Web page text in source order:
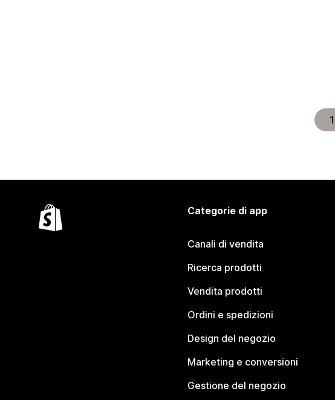
1
Categorie di app
Canali di vendita
Ricerca prodotti
Vendita prodotti
Ordini e spedizioni
Design del negozio
Marketing e conversioni
Gestione del negozio